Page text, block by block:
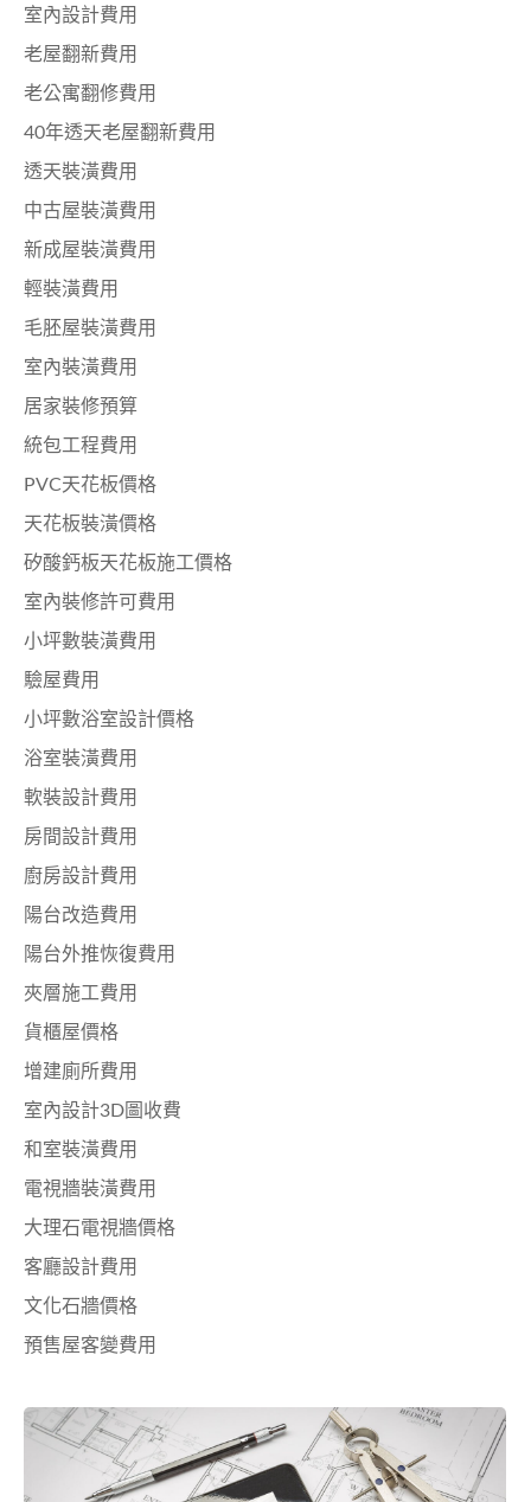
室內設計費用
老屋翻新費用
老公寓翻修費用
40年透天老屋翻新費用
透天裝潢費用
中古屋裝潢費用
新成屋裝潢費用
輕裝潢費用
毛胚屋裝潢費用
室內裝潢費用
居家裝修預算
統包工程費用
PVC天花板價格
天花板裝潢價格
矽酸鈣板天花板施工價格
室內裝修許可費用
小坪數裝潢費用
驗屋費用
小坪數浴室設計價格
浴室裝潢費用
軟裝設計費用
房間設計費用
廚房設計費用
陽台改造費用
陽台外推恢復費用
夾層施工費用
貨櫃屋價格
增建廁所費用
室內設計3D圖收費
和室裝潢費用
電視牆裝潢費用
大理石電視牆價格
客廳設計費用
文化石牆價格
預售屋客變費用